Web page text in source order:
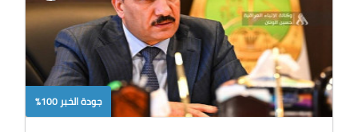
جودة الخبر 100%